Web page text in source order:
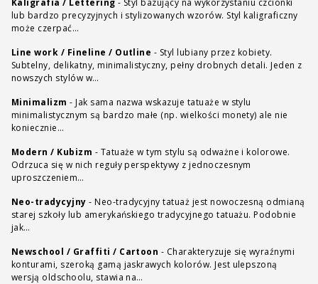
Kaligrafia / Lettering - Styl bazujący na wykorzystaniu czcionki
lub bardzo precyzyjnych i stylizowanych wzorów. Styl kaligraficzny
może czerpać…
Line work / Fineline / Outline - Styl lubiany przez kobiety.
Subtelny, delikatny, minimalistyczny, pełny drobnych detali. Jeden z
nowszych stylów w…
Minimalizm - Jak sama nazwa wskazuje tatuaże w stylu
minimalistycznym są bardzo małe (np. wielkości monety) ale nie
koniecznie…
Modern / Kubizm - Tatuaże w tym stylu są odważne i kolorowe.
Odrzuca się w nich reguły perspektywy z jednoczesnym
uproszczeniem…
Neo-tradycyjny - Neo-tradycyjny tatuaż jest nowoczesną odmianą
starej szkoły lub amerykańskiego tradycyjnego tatuażu. Podobnie
jak…
Newschool / Graffiti / Cartoon - Charakteryzuje się wyraźnymi
konturami, szeroką gamą jaskrawych kolorów. Jest ulepszoną
wersją oldschoolu, stawia na…